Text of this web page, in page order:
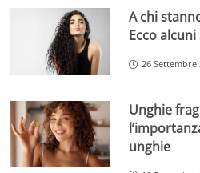
A chi
Ecco
26 Settembre
Unghie
unghie